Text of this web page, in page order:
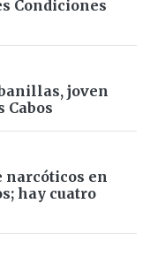
Condiciones
joven
Cabos
narcóticos en
hay cuatro